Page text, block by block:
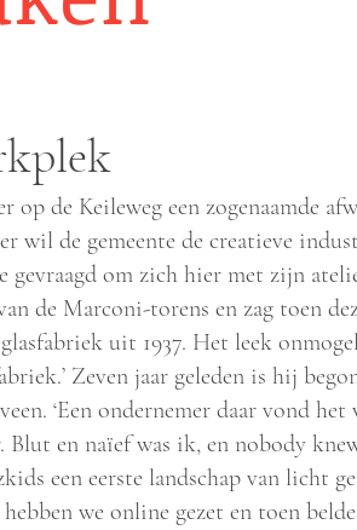
op de Keileweg een zogenaamde
wil de gemeente de creatieve
gevraagd om zich hier met zijn
de Marconi-torens en zag toen
uit 1937. Het leek
Zeven jaar geleden is hij
‘Een ondernemer daar vond
Blut en naïef was ik, en nobody
een eerste landschap van licht
we online gezet en toen